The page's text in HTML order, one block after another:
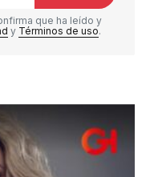
que ha leído y
y Términos de uso.